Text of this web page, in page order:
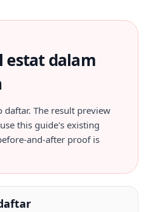
estat dalam
daftar. The result preview
this guide's existing
and-after proof is